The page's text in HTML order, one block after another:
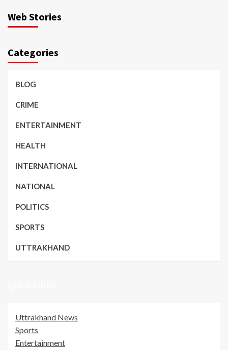
Web Stories
Categories
BLOG
CRIME
ENTERTAINMENT
HEALTH
INTERNATIONAL
NATIONAL
POLITICS
SPORTS
UTTRAKHAND
Uttrakhand News
Sports
Entertainment